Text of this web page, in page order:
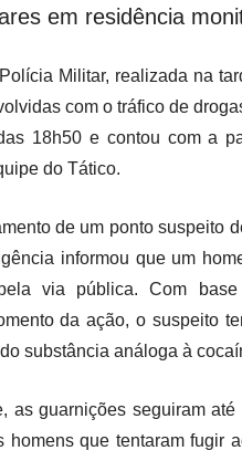
em residência
Militar, realizada na
com o tráfico de
18h50 e contou com a
do Tático.
de um ponto suspeito
informou que um
via pública. Com
da ação, o suspeito
substância análoga à
as guarnições seguiram
homens que tentaram fugir